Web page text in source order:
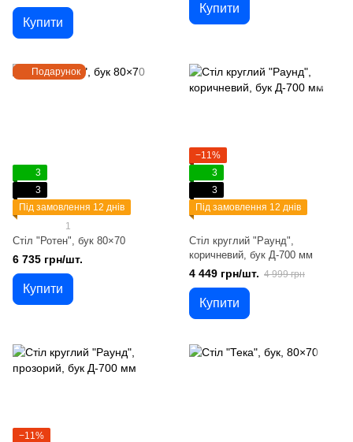
Купити
Купити
Подарунок
3
3
Під замовлення 12 днів
1
Стіл "Ротен", бук 80×70
6 735 грн/шт.
Купити
−11%
3
3
Під замовлення 12 днів
Стіл круглий "Раунд",
коричневий, бук Д-700 мм
4 449 грн/шт. 4 999 грн
Купити
−11%